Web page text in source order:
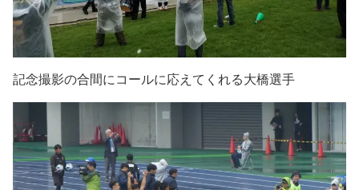
記念撮影の合間にコールに応えてくれる大橋選手